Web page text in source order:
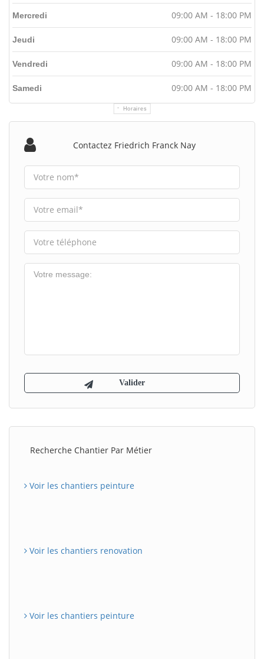
Horaires
Mercredi 09:00 AM - 18:00 PM
Jeudi 09:00 AM - 18:00 PM
Vendredi 09:00 AM - 18:00 PM
Samedi 09:00 AM - 18:00 PM
Contactez Friedrich Franck Nay
Recherche Chantier Par Métier
Voir les chantiers peinture
Voir les chantiers renovation
Voir les chantiers peinture